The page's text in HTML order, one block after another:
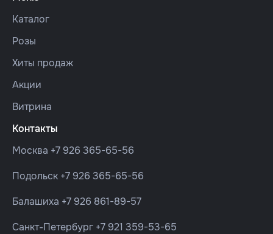
Каталог
Розы
Хиты продаж
Акции
Витрина
Контакты
Москва +7 926 365-65-56
Подольск +7 926 365-65-56
Балашиха +7 926 861-89-57
Санкт-Петербург +7 921 359-53-65